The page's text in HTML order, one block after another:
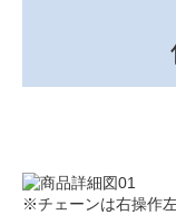
※チェーンは右操作